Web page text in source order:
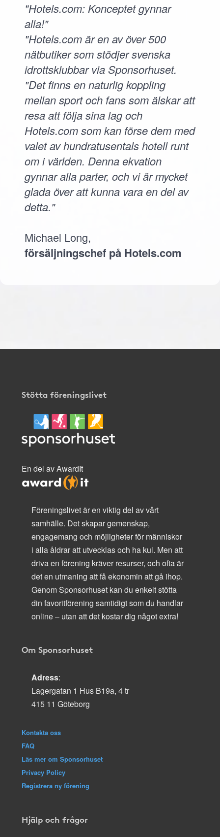
"Hotels.com: Konceptet gynnar
alla!"
"Hotels.com är en av över 500
nätbutiker som stödjer svenska
idrottsklubbar via Sponsorhuset.
"Det finns en naturlig koppling
mellan sport och fans som älskar att
resa att följa sina lag och
Hotels.com som kan förse dem med
valet av hundratusentals hotell runt
om i världen. Denna ekvation
gynnar alla parter, och vi är mycket
glada över att kunna vara en del av
detta."
Michael Long,
försäljningschef på Hotels.com
Stötta föreningslivet
En del av AwardIt
Föreningslivet är en viktig del av vårt
samhälle. Det skapar gemenskap,
engagemang och möjligheter för människor
i alla åldrar att utvecklas och ha kul. Men att
driva en förening kräver resurser, och ofta är
det en utmaning att få ekonomin att gå ihop.
Genom Sponsorhuset kan du enkelt stötta
din favoritförening samtidigt som du handlar
online – utan att det kostar dig något extra!
Om Sponsorhuset
Adress:
Lagergatan 1 Hus B19a, 4 tr
415 11 Göteborg
Kontakta oss
FAQ
Läs mer om Sponsorhuset
Privacy Policy
Registrera ny förening
Hjälp och frågor